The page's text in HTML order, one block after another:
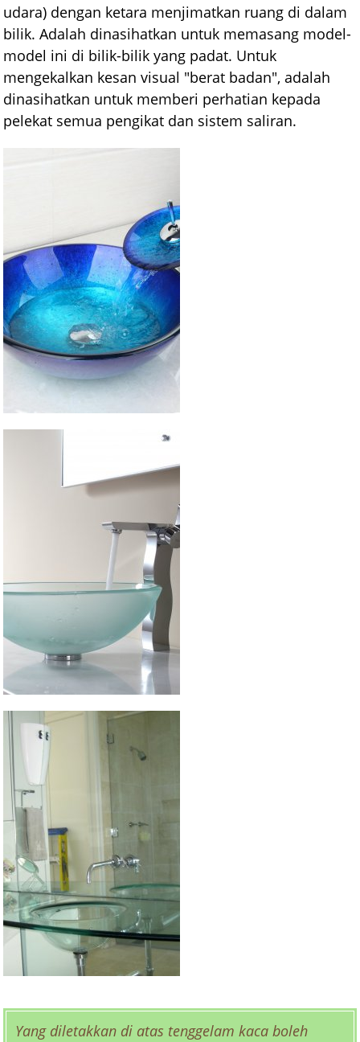
udara) dengan ketara menjimatkan ruang di dalam
bilik. Adalah dinasihatkan untuk memasang model-
model ini di bilik-bilik yang padat. Untuk
mengekalkan kesan visual "berat badan", adalah
dinasihatkan untuk memberi perhatian kepada
pelekat semua pengikat dan sistem saliran.
Yang diletakkan di atas tenggelam kaca boleh